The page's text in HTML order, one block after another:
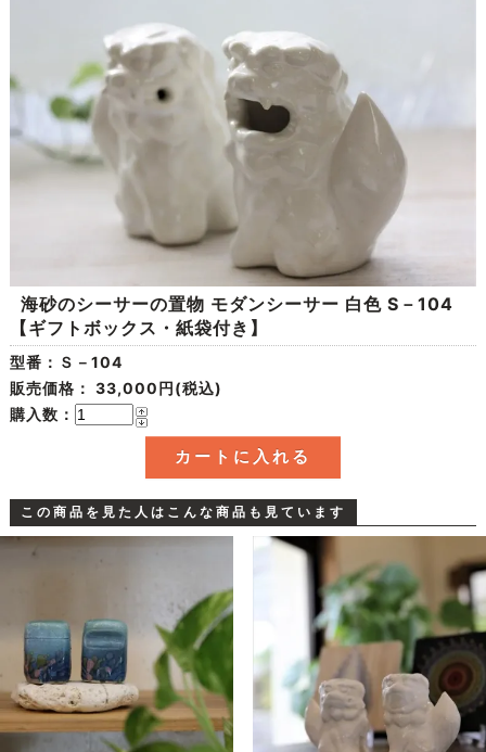
海砂のシーサーの置物 モダンシーサー 白色 S－104
【ギフトボックス・紙袋付き】
型番：Ｓ－104
販売価格： 33,000円(税込)
購入数：
この商品を見た人はこんな商品も見ています